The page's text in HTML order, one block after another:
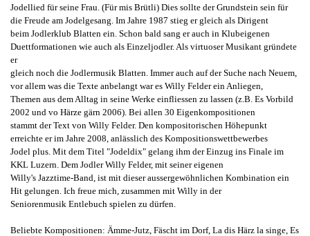
Jodellied fürseine Frau. (Für mis Brütli) Dies sollte der Grundstein sein für
die Freude am Jodelgesang. Im Jahre 1987 stieg er gleich als Dirigent
beim Jodlerklub Blatten ein. Schon bald sang erauch in Klubeigenen
Duettformationen wie auch als Einzeljodler. Als virtuoser Musikant gründete
er
gleich noch die Jodlermusik Blatten. Immer auch auf der Suche nach Neuem,
vor allem was die Texte anbelangt war es Willy Felder ein Anliegen,
Themen aus dem Alltag in seine Werke einfliessen zu lassen (z.B. Es Vorbild
2002 und vo Härze gärn 2006). Bei allen 30 Eigenkompositionen
stammt der Text von Willy Felder. Den kompositorischen Höhepunkt
erreichte er im Jahre 2008, anlässlich des Kompositionswettbewerbes
Jodel plus. Mit dem Titel "Jodeldix" gelang ihm der Einzug ins Finale im
KKL Luzern. Dem Jodler Willy Felder, mit seiner eigenen
Willy's Jazztime-Band, ist mit dieser aussergewöhnlichen Kombination ein
Hit gelungen. Ich freue mich, zusammen mit Willy in der
Seniorenmusik Entlebuch spielen zu dürfen.
Beliebte Kompositionen: Ämme-Jutz, Fäscht im Dorf, La dis Härz la singe, Es